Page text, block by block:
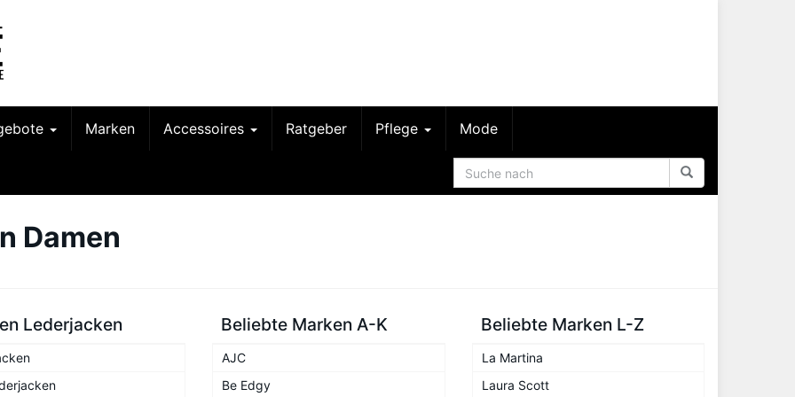
Marken Accessoires Ratgeber Pflege Mode
Damen
Lederjacken Beliebte Marken A-K
AJC
Be Edgy
Beliebte Marken L-Z
La Martina
Laura Scott